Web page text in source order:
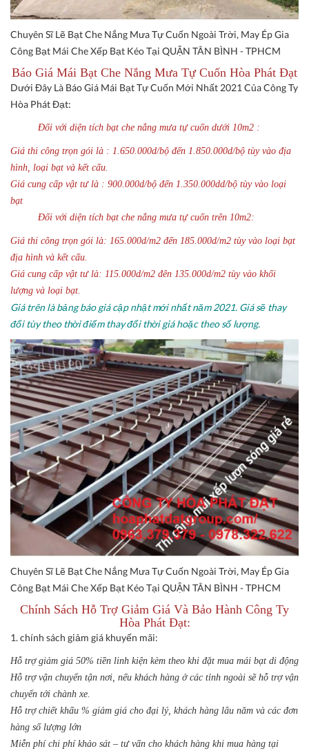
Chuyên Sĩ Lẽ Bạt Che Nắng Mưa Tự Cuốn Ngoài Trời, May Ép Gia
Công Bạt Mái Che Xếp Bạt Kéo Tại QUẬN TÂN BÌNH - TPHCM
Báo Giá Mái Bạt Che Nắng Mưa Tự Cuốn Hòa Phát Đạt
Dưới Đây Là Báo Giá Mái Bạt Tự Cuốn Mới Nhất 2021 Của Công Ty
Hòa Phát Đạt:
Đối với diện tích bạt che nắng mưa tự cuốn dưới 10m2 :
Giá thi công trọn gói là : 1.650.000d/bộ đến 1.850.000d/bộ tùy vào địa
hình, loại bạt và kết cấu.
Giá cung cấp vật tư là : 900.000d/bộ đến 1.350.000dd/bộ tùy vào loại
bạt
Đối với diện tích bạt che nắng mưa tự cuốn trên 10m2:
Giá thi công trọn gói là: 165.000d/m2 đến 185.000d/m2 tùy vào loại bạt
địa hình và kết cấu.
Giá cung cấp vật tư là: 115.000d/m2 đên 135.000d/m2 tùy vào khối
lượng và loại bạt.
Giá trên là bảng báo giá cập nhật mới nhất năm 2021. Giá sẽ thay
đổi tùy theo thời điểm thay đổi thời giá hoặc theo số lượng.
Chuyên Sĩ Lẽ Bạt Che Nắng Mưa Tự Cuốn Ngoài Trời, May Ép Gia
Công Bạt Mái Che Xếp Bạt Kéo Tại QUẬN TÂN BÌNH - TPHCM
Chính Sách Hỗ Trợ Giảm Giá Và Bảo Hành Công Ty
Hòa Phát Đạt:
1. chính sách giảm giá khuyến mãi:
Hỗ trợ giảm giá 50% tiền linh kiện kèm theo khi đặt mua mái bạt di động
Hỗ trợ vận chuyển tận nơi, nếu khách hàng ở các tỉnh ngoài sẽ hỗ trợ vận
chuyển tới chành xe.
Hỗ trợ chiết khấu % giảm giá cho đại lý, khách hàng lâu năm và các đơn
hàng số lượng lớn
Miễn phí chi phí khảo sát – tư vấn cho khách hàng khi mua hàng tại